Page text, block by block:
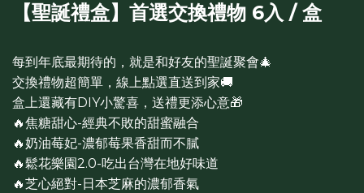
【聖誕禮盒】首選交換禮物 6入 / 盒
每到年底最期待的，就是和好友的聖誕聚會🎄
交換禮物超簡單，線上點選直送到家🚚
盒上還藏有DIY小驚喜，送禮更添心意🎁
🔥焦糖甜心-經典不敗的甜蜜融合
🔥奶油莓妃-濃郁莓果香甜而不膩
🔥鬆花樂園2.0-吃出台灣在地好味道
🔥芝心絕對-日本芝麻的濃郁香氣